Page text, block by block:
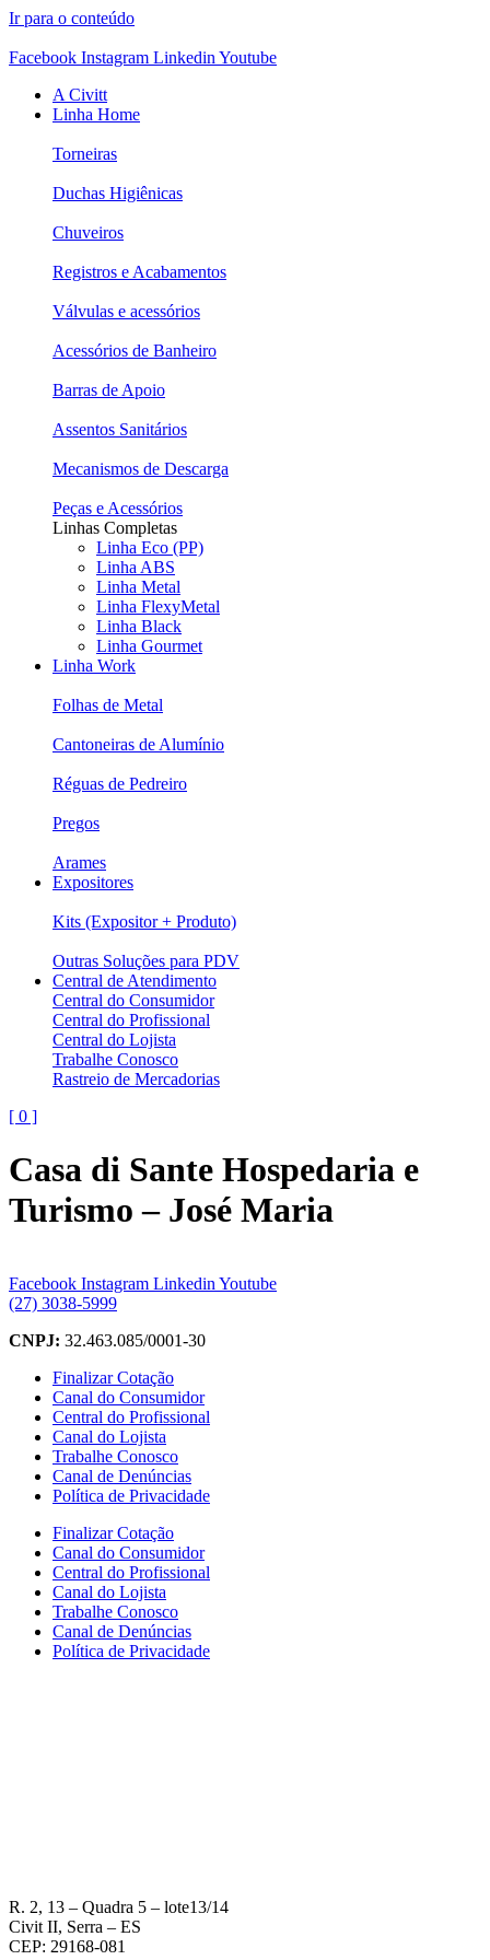
Ir para o conteúdo
Facebook Instagram Linkedin Youtube
A Civitt
Linha Home
Torneiras
Duchas Higiênicas
Chuveiros
Registros e Acabamentos
Válvulas e acessórios
Acessórios de Banheiro
Barras de Apoio
Assentos Sanitários
Mecanismos de Descarga
Peças e Acessórios
Linhas Completas
Linha Eco (PP)
Linha ABS
Linha Metal
Linha FlexyMetal
Linha Black
Linha Gourmet
Linha Work
Folhas de Metal
Cantoneiras de Alumínio
Réguas de Pedreiro
Pregos
Arames
Expositores
Kits (Expositor + Produto)
Outras Soluções para PDV
Central de Atendimento
Central do Consumidor
Central do Profissional
Central do Lojista
Trabalhe Conosco
Rastreio de Mercadorias
[ 0 ]
Casa di Sante Hospedaria e
Turismo – José Maria
Facebook Instagram Linkedin Youtube
(27) 3038-5999
CNPJ: 32.463.085/0001-30
Finalizar Cotação
Canal do Consumidor
Central do Profissional
Canal do Lojista
Trabalhe Conosco
Canal de Denúncias
Política de Privacidade
Finalizar Cotação
Canal do Consumidor
Central do Profissional
Canal do Lojista
Trabalhe Conosco
Canal de Denúncias
Política de Privacidade
R. 2, 13 – Quadra 5 – lote13/14
Civit II, Serra – ES
CEP: 29168-081